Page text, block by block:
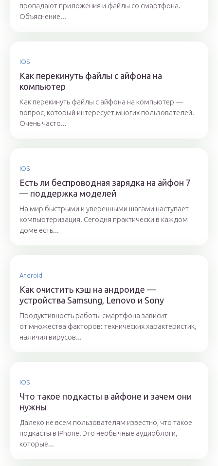
пропадают приложения и файлы со смартфона.
Объяснение...
IOS
Как перекинуть файлы с айфона на
компьютер
Как перекинуть файлы с айфона на компьютер —
вопрос, который интересует многих пользователей.
Очень часто...
IOS
Есть ли беспроводная зарядка на айфон 7
— поддержка моделей
На мир быстрыми и уверенными шагами наступает
компьютеризация. Сегодня практически в каждом
доме есть...
Android
Как очистить кэш на андроиде —
устройства Samsung, Lenovo и Sony
Продуктивность работы смартфона зависит
от множества факторов: технических характеристик,
наличия вирусов...
IOS
Что такое подкасты в айфоне и зачем они
нужны
Далеко не всем пользователям известно, что такое
подкасты в iPhone. Это необычные аудиоблоги,
которые...